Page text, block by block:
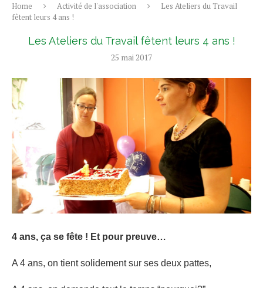
Home Activité de l'association
Les Ateliers du Travail
fêtent leurs 4 ans !
Les Ateliers du Travail fêtent leurs 4 ans !
25 mai 2017
4 ans, ça se fête ! Et pour preuve…
A 4 ans, on tient solidement sur ses deux pattes,